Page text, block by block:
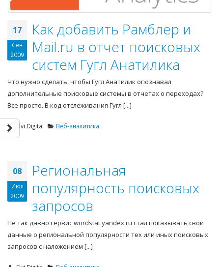
17
Сен
2009
Как добавить Рамблер и
Mail.ru в отчет поисковых
систем Гугл Анатилика
Что нужно сделать, чтобы Гугл Анатилик опознавал
дополнительные поисковые системы в отчетах о переходах?
Все просто. В код отслеживания Гугл [...]
Elvi Digital Веб-аналитика
08
Июл
2009
Региональная
популярность поисковых
запросов
Не так давно сервис wordstat.yandex.ru стал показывать свои
данные о региональной популярности тех или иных поисковых
запросов с наложением [...]